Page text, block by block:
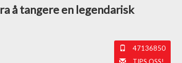
å tangere en legendarisk
47136850